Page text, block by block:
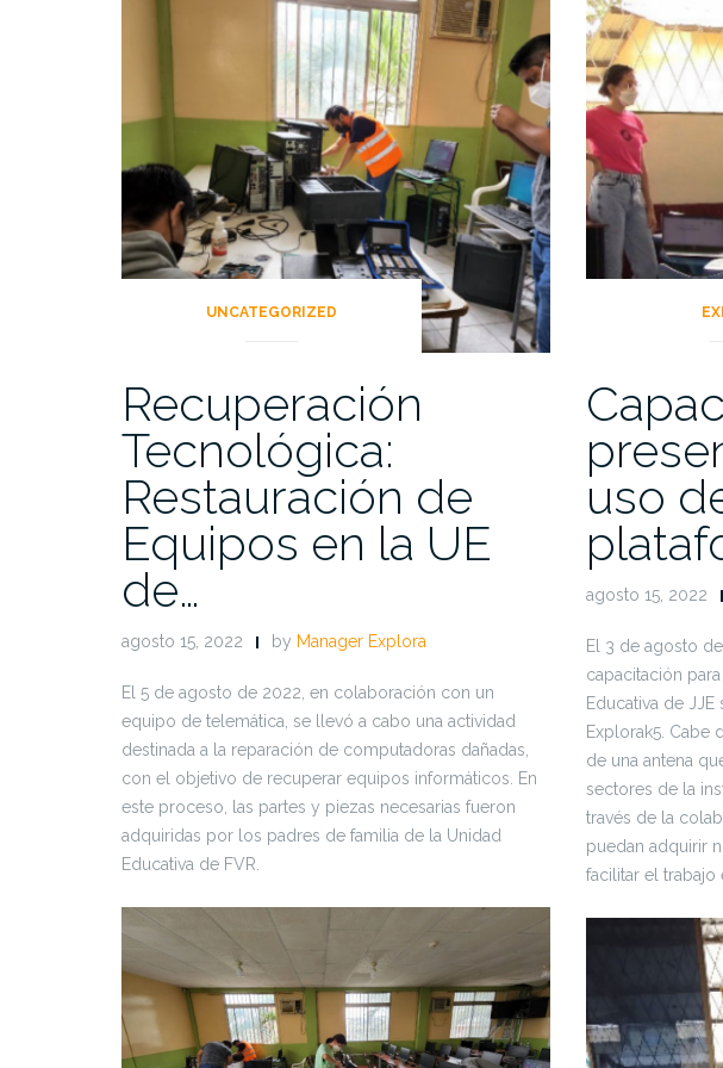
UNCATEGORIZED
Recuperación
Tecnológica:
Restauración de
Equipos en la UE
de…
agosto 15, 2022 by Manager Explora
El 5 de agosto de 2022, en colaboración con un
equipo de telemática, se llevó a cabo una actividad
destinada a la reparación de computadoras dañadas,
con el objetivo de recuperar equipos informáticos. En
este proceso, las partes y piezas necesarias fueron
adquiridas por los padres de familia de la Unidad
Educativa de FVR.
uso
agosto 15, 2022
El 3 de agosto
capacitación
Educativa de
Explorak5. Cabe
de una antena
sectores de la
través de la
puedan adquirir
facilitar el trabajo